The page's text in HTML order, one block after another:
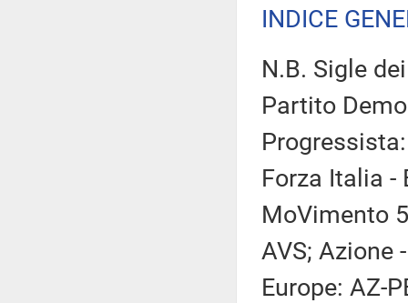
INDICE
N.B. Sigle
Partito
Forza Italia -
MoVimento
AVS; Azione
Europe: AZ-